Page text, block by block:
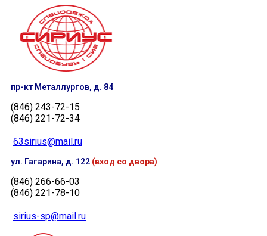
пр-кт Металлургов, д. 84
(846) 243-72-15
(846) 221-72-34
63sirius@mail.ru
ул. Гагарина, д. 122 (вход со двора)
(846) 266-66-03
(846) 221-78-10
sirius-sp@mail.ru